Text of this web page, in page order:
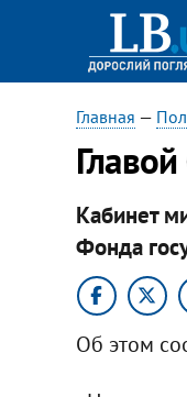
Главная —
Кабинет
Фонда
Об этом